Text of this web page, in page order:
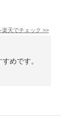
楽天でチェック >>
めです。